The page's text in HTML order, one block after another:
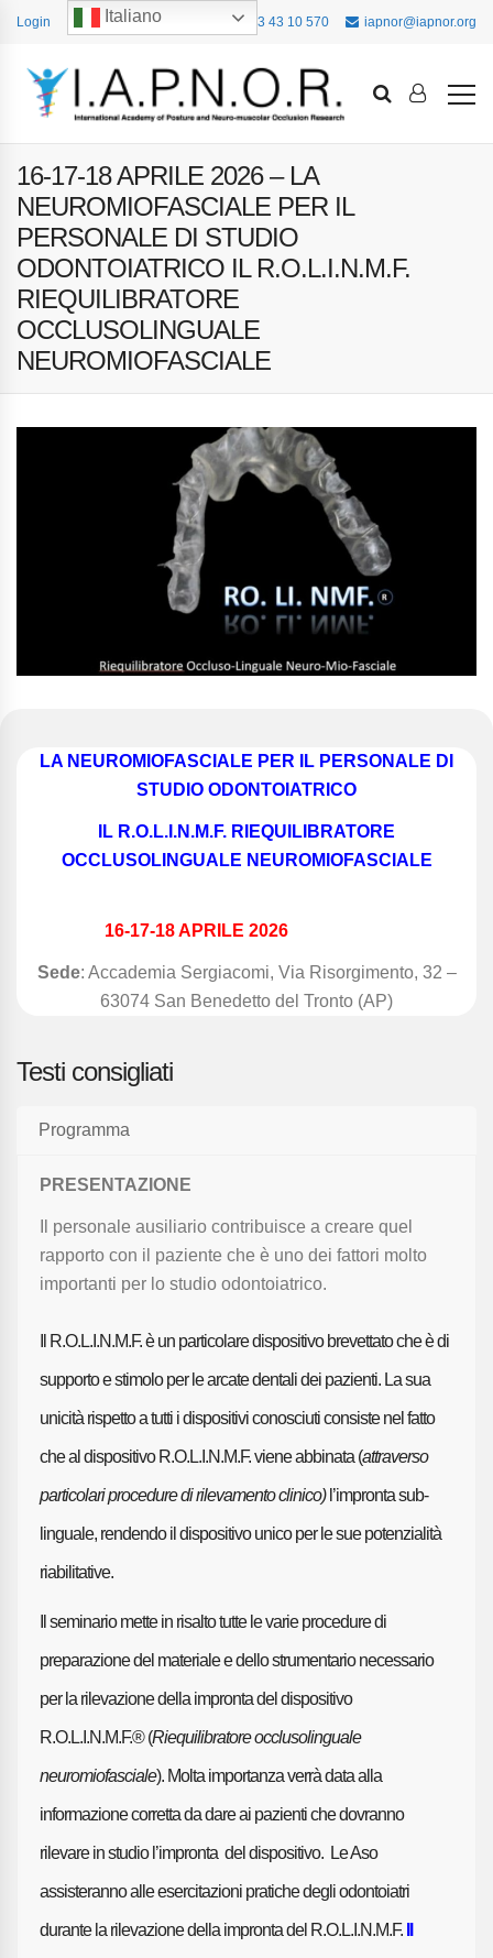
Login Italiano +39 393 43 10 570 iapnor@iapnor.org
16-17-18 APRILE 2026 – LA
NEUROMIOFASCIALE PER IL
PERSONALE DI STUDIO
ODONTOIATRICO IL R.O.L.I.N.M.F.
RIEQUILIBRATORE
OCCLUSOLINGUALE
NEUROMIOFASCIALE
LA NEUROMIOFASCIALE PER IL PERSONALE DI
STUDIO ODONTOIATRICO
IL R.O.L.I.N.M.F. RIEQUILIBRATORE
OCCLUSOLINGUALE NEUROMIOFASCIALE
16-17-18 APRILE 2026
Sede: Accademia Sergiacomi, Via Risorgimento, 32 –
63074 San Benedetto del Tronto (AP)
Testi consigliati
Programma
PRESENTAZIONE
Il personale ausiliario contribuisce a creare quel
rapporto con il paziente che è uno dei fattori molto
importanti per lo studio odontoiatrico.
Il R.O.L.I.N.M.F. è un particolare dispositivo brevettato che è di
supporto e stimolo per le arcate dentali dei pazienti. La sua
unicità rispetto a tutti i dispositivi conosciuti consiste nel fatto
che al dispositivo R.O.L.I.N.M.F. viene abbinata (attraverso
particolari procedure di rilevamento clinico) l’impronta sub-
linguale, rendendo il dispositivo unico per le sue potenzialità
riabilitative.
Il seminario mette in risalto tutte le varie procedure di
preparazione del materiale e dello strumentario necessario
per la rilevazione della impronta del dispositivo
R.O.L.I.N.M.F.® (Riequilibratore occlusolinguale
neuromiofasciale). Molta importanza verrà data alla
informazione corretta da dare ai pazienti che dovranno
rilevare in studio l’impronta del dispositivo. Le Aso
assisteranno alle esercitazioni pratiche degli odontoiatri
durante la rilevazione della impronta del R.O.L.I.N.M.F.